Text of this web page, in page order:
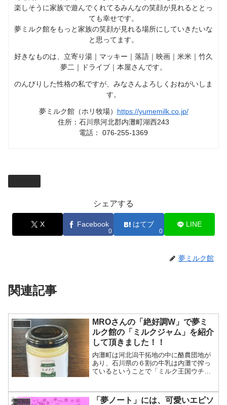
楽しそうに家族で遊んでくれてるみんなの笑顔が見れるととっ
ても幸せです。
夢ミルク館をもっと家族の笑顔が見れる場所にしていきたいな
と思ってます。
好きなものは、立寄り湯｜マッキー｜落語｜映画｜米米｜竹久
夢二｜ドライブ｜本屋さんです。
のんびりした性格の私ですが、みなさんよろしくおねがいしま
す。
夢ミルク館（ホリ牧場） https://yumemilk.co.jp/
住所：石川県河北郡内灘町湖西243
電話： 076-255-1369
シェアする
X Facebook
0
はてブ
0
LINE
夢ミルク館
関連記事
NEWS
MROさんの「絶好調W」で夢ミ
ルク館の「ミルクジャム」を紹介
して頂きました！！
内灘町は河北潟干拓地の中に酪農団地が
あり、石川県の６割の牛乳は内灘で搾っ
ているということで「ミルク王国ウチナ
からの中継でしたd(￣ ￣)前田慶次郎さん
NEWS
「夢ノート」には、可愛いエピソ